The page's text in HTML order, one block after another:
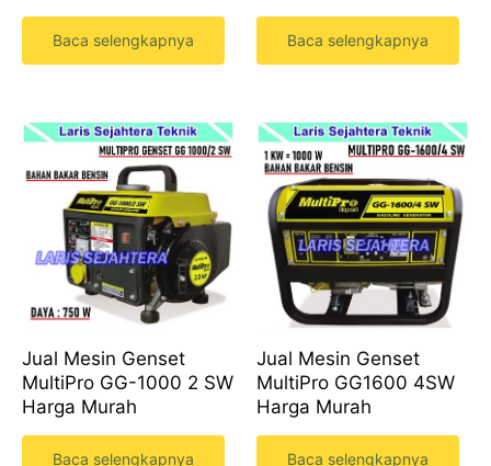
Baca selengkapnya Baca selengkapnya
Jual Mesin Genset
MultiPro GG-1000 2 SW
Harga Murah
Baca selengkapnya
Jual Mesin Genset
MultiPro GG1600 4SW
Harga Murah
Baca selengkapnya